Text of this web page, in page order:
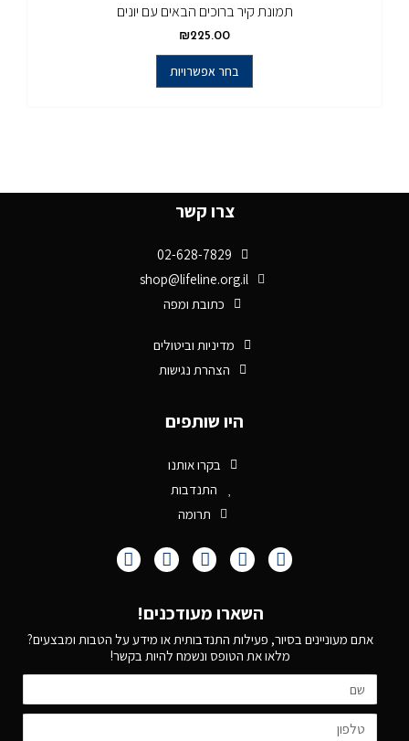
תמונת קיר ברוכים הבאים עם יונים
₪225.00
בחר אפשרויות
צרו קשר
02-628-7829
shop@lifeline.org.il
כתובת ומפה
מדיניות וביטולים
הצהרת נגישות
היו שותפים
בקרו אותנו
התנדבות
תרומה
השארו מעודכנים!
אתם מעוניינים בסיור, פעילות התנדבותית או מידע על הטבות ומבצעים?
מלאו את הטופס ונשמח להיות בקשר!